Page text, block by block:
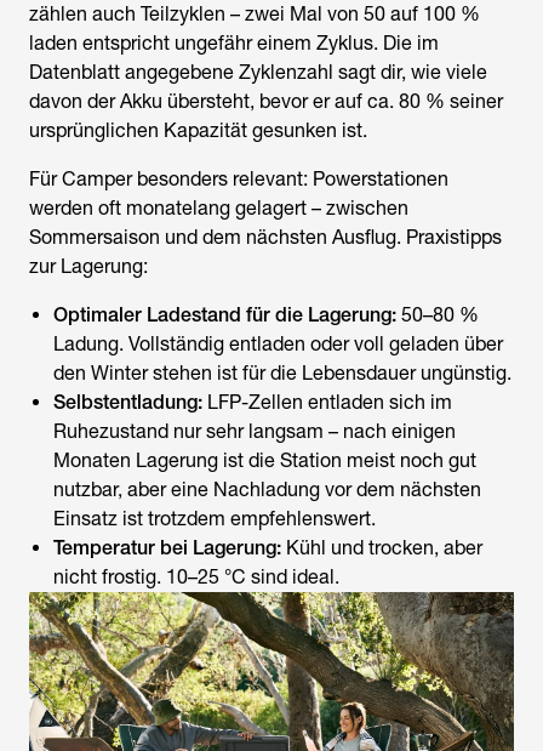
zählen auch Teilzyklen – zwei Mal von 50 auf 100 %
laden entspricht ungefähr einem Zyklus. Die im
Datenblatt angegebene Zyklenzahl sagt dir, wie viele
davon der Akku übersteht, bevor er auf ca. 80 % seiner
ursprünglichen Kapazität gesunken ist.
Für Camper besonders relevant: Powerstationen
werden oft monatelang gelagert – zwischen
Sommersaison und dem nächsten Ausflug. Praxistipps
zur Lagerung:
Optimaler Ladestand für die Lagerung: 50–80 %
Ladung. Vollständig entladen oder voll geladen über
den Winter stehen ist für die Lebensdauer ungünstig.
Selbstentladung: LFP-Zellen entladen sich im
Ruhezustand nur sehr langsam – nach einigen
Monaten Lagerung ist die Station meist noch gut
nutzbar, aber eine Nachladung vor dem nächsten
Einsatz ist trotzdem empfehlenswert.
Temperatur bei Lagerung: Kühl und trocken, aber
nicht frostig. 10–25 °C sind ideal.